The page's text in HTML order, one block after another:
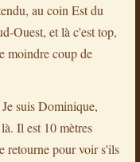
au coin Est du
Ouest, et là c'est top,
moindre coup de
suis Dominique,
Il est 10 mètres
retourne pour voir s'ils